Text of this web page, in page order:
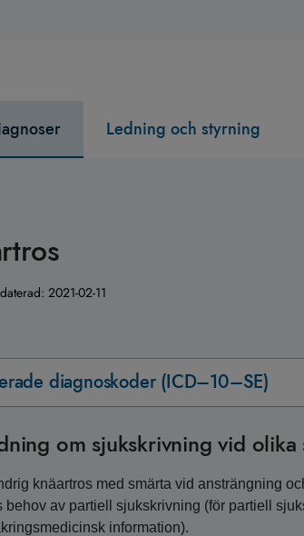
Ledning och styrning
2021-02-11
diagnoskoder (ICD–10–SE)
om sjukskrivning vid olika
knäartros med smärta vid ansträngning
behov av partiell sjukskrivning (för partiell
information).